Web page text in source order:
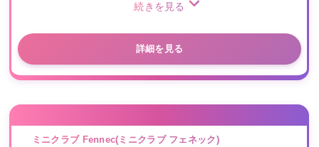
続きを見る
詳細を見る
ミニクラブ Fennec(ミニクラブ フェネック)